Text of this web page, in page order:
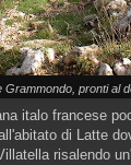
Grammondo, pronti al
italo francese
di Latte
risalendo